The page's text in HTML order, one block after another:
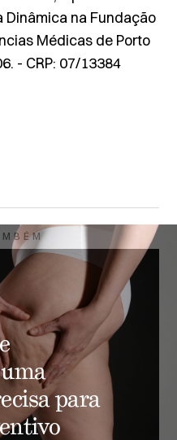
na Fundação
Médicas de Porto
- CRP: 07/13384
para